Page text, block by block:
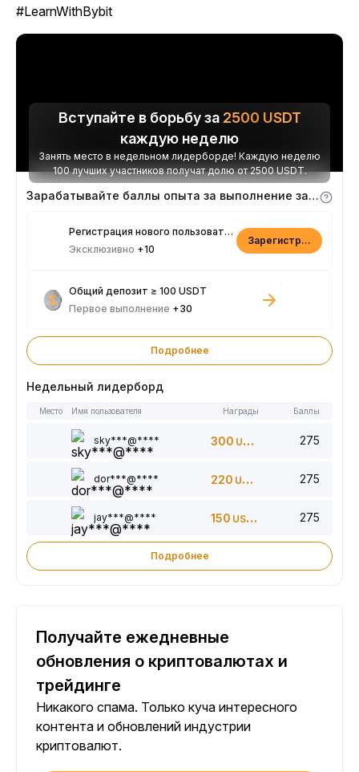
#LearnWithBybit
Вступайте в борьбу за 2500 USDT
каждую неделю
Занять место в недельном лидерборде! Каждую неделю
100 лучших участников получат долю от 2500 USDT.
Зарабатывайте баллы опыта за выполнение заданий
Регистрация нового пользователя
Эксклюзивно +10
Зарегистрироваться
Общий депозит ≥ 100 USDT
Первое выполнение +30
Подробнее
Недельный лидерборд
Место Имя пользователя Награды Баллы
sky***@**** 300 USDT 275
dor***@**** 220 USDT 275
jay***@**** 150 USDT 275
Подробнее
Получайте ежедневные
обновления о криптовалютах и
трейдинге
Никакого спама. Только куча интересного
контента и обновлений индустрии
криптовалют.